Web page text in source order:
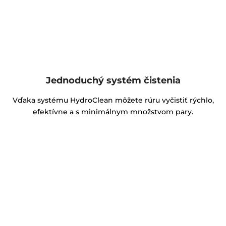
Jednoduchý systém čistenia
Vďaka systému HydroClean môžete rúru vyčistiť rýchlo,
efektívne a s minimálnym množstvom pary.